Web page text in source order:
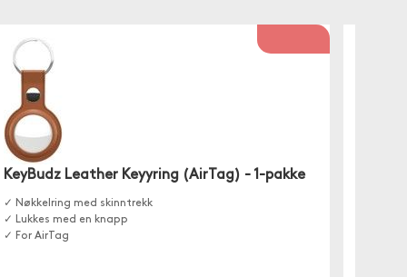
KeyBudz Leather Keyyring (AirTag) - 1-pakke
✓ Nøkkelring med skinntrekk
✓ Lukkes med en knapp
✓ For AirTag